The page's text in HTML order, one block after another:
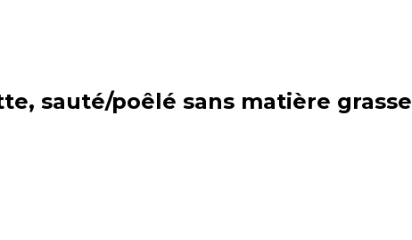
sauté/poêlé sans matière grasse